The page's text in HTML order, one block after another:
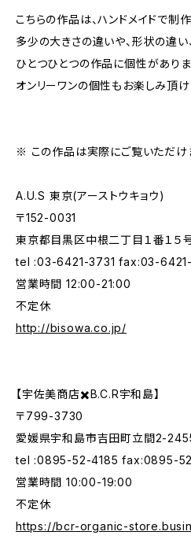
こちらの作品は、ハンドメイドで制
多少の大きさの違いや、形状の違い
ひとつひとつの作品に個性がありま
オンリーワンの個性もお楽しみ頂け
※ この作品は実際にご覧いただけ
A.U.S 東京(アーストウキョウ)
〒152-0031
東京都目黒区中根二丁目１番１５
tel :03-6421-3731 fax:03-
営業時間 12:00-21:00
不定休
http://bisowa.co.jp/
【宇佐美商店✖️B.C.R宇和島】
〒799-3730
愛媛県宇和島市吉田町立間2-
tel :0895-52-4185 fax:0895-
営業時間 10:00-19:00
不定休
https://bcr-organic-